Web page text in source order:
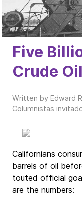
Five
Crude
Written by Edward
Columnistas
Californians
barrels of oil
touted official
are the numbers: